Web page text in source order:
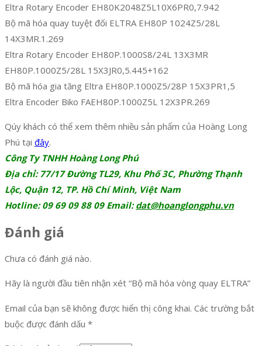
Eltra Rotary Encoder EH80K2048Z5L10X6PR0,7.942
Bộ mã hóa quay tuyệt đối ELTRA EH80P 1024Z5/28L
14X3MR.1.269
Eltra Rotary Encoder EH80P.1000S8/24L 13X3MR
EH80P.1000Z5/28L 15X3JR0,5.445+162
Bộ mã hóa gia tăng Eltra EH80P.1000Z5/28P 15X3PR1,5
Eltra Encoder Biko FAEH80P.1000Z5L 12X3PR.269
Qúy khách có thể xem thêm nhiều sản phẩm của Hoàng Long
Phú tại đây.
Công Ty TNHH Hoàng Long Phú
Địa chỉ: 77/17 Đường TL29, Khu Phố 3C, Phường Thạnh
Lộc, Quận 12, TP. Hồ Chí Minh, Việt Nam
Hotline: 09 69 09 88 09 Email:dat@hoanglongphu.vn
Đánh giá
Chưa có đánh giá nào.
Hãy là người đầu tiên nhận xét “Bộ mã hóa vòng quay ELTRA”
Email của bạn sẽ không được hiển thị công khai. Các trường bắt
buộc được đánh dấu *